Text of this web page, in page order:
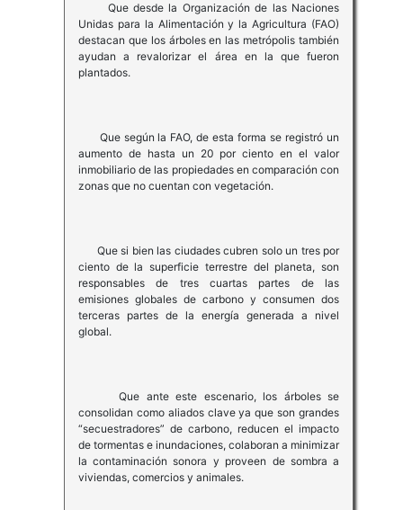
Que desde la Organización de las Naciones
Unidas para la Alimentación y la Agricultura (FAO)
destacan que los árboles en las metrópolis también
ayudan a revalorizar el área en la que fueron
plantados.
Que según la FAO, de esta forma se registró un
aumento de hasta un 20 por ciento en el valor
inmobiliario de las propiedades en comparación con
zonas que no cuentan con vegetación.
Que si bien las ciudades cubren solo un tres por
ciento de la superficie terrestre del planeta, son
responsables de tres cuartas partes de las
emisiones globales de carbono y consumen dos
terceras partes de la energía generada a nivel
global.
Que ante este escenario, los árboles se
consolidan como aliados clave ya que son grandes
“secuestradores” de carbono, reducen el impacto
de tormentas e inundaciones, colaboran a minimizar
la contaminación sonora y proveen de sombra a
viviendas, comercios y animales.